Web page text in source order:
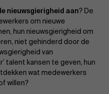
nieuwsgierigheid aan? De
om nieuwe
hun nieuwsgierigheid om
niet gehinderd door de
van
talent kansen te geven, hun
wat medewerkers
willen?